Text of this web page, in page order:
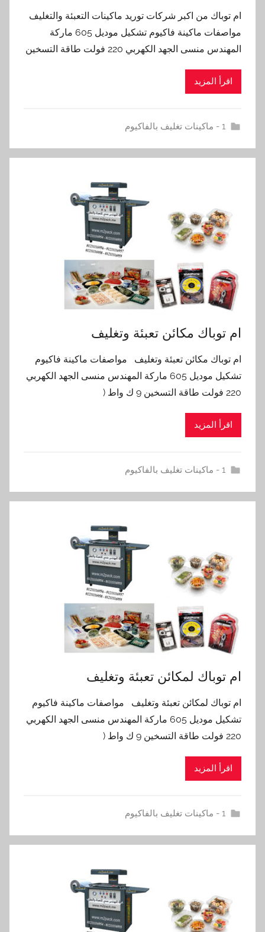
ام توباك من اكبر شركات توريد ماكينات التعبئة والتغليف
مواصفات ماكينة فاكيوم تشكيل موديل 605 ماركة
المهندس منسى الجهد الكهربي 220 فولت طاقة التسخين
اقرأ المزيد
1 - ماكينات تغليف بالفاكيوم
ام توباك مكائن تعبئة وتغليف
ام توباك مكائن تعبئة وتغليف مواصفات ماكينة فاكيوم
تشكيل موديل 605 ماركة المهندس منسى الجهد الكهربي
220 فولت طاقة التسخين 9 ك واط (
اقرأ المزيد
1 - ماكينات تغليف بالفاكيوم
ام توباك لمكائن تعبئة وتغليف
ام توباك لمكائن تعبئة وتغليف مواصفات ماكينة فاكيوم
تشكيل موديل 605 ماركة المهندس منسى الجهد الكهربي
220 فولت طاقة التسخين 9 ك واط (
اقرأ المزيد
1 - ماكينات تغليف بالفاكيوم